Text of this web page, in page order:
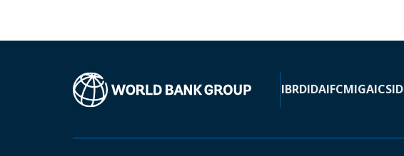
IBRDIDAIFCMIGAICSID